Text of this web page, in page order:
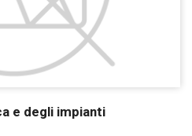
e degli impianti